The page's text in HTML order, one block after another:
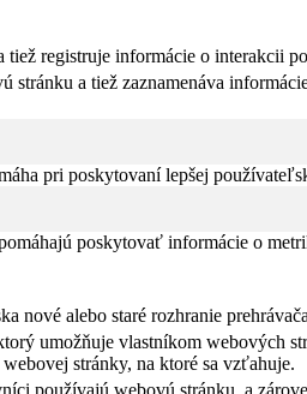
registruje informácie o interakcii
a tiež zaznamenáva
pri poskytovaní lepšej
poskytovať informácie o
nové alebo staré rozhranie
umožňuje vlastníkom webových
stránky, na ktoré sa vzťahuje.
používajú webovú stránku, a